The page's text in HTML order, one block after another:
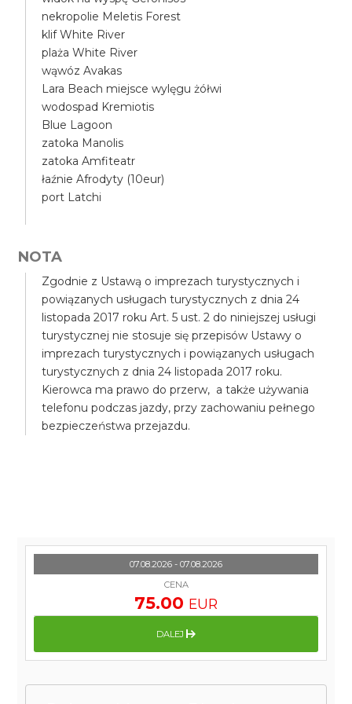
nekropolie Meletis Forest
klif White River
plaża White River
wąwóz Avakas
Lara Beach miejsce wylęgu żółwi
wodospad Kremiotis
Blue Lagoon
zatoka Manolis
zatoka Amfiteatr
łaźnie Afrodyty (10eur)
port Latchi
NOTA
Zgodnie z Ustawą o imprezach turystycznych i
powiązanych usługach turystycznych z dnia 24
listopada 2017 roku Art. 5 ust. 2 do niniejszej usługi
turystycznej nie stosuje się przepisów Ustawy o
imprezach turystycznych i powiązanych usługach
turystycznych z dnia 24 listopada 2017 roku.
Kierowca ma prawo do przerw, a także używania
telefonu podczas jazdy, przy zachowaniu pełnego
bezpieczeństwa przejazdu.
07.08.2026 - 07.08.2026
CENA
75.00 EUR
DALEJ